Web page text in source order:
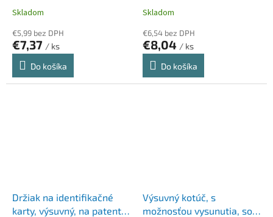
Strong", tmavomodrý
Skladom
€5,99 bez DPH
€7,37 / ks
Do košíka
čierna
Skladom
€6,54 bez DPH
€8,04 / ks
Do košíka
Držiak na identifikačné
karty, výsuvný, na patent,
Výsuvný kotúč, s
možnosťou vysunutia, so